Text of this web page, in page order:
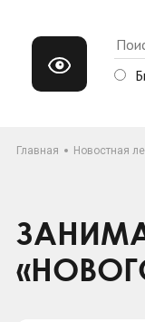
Главная Новостная